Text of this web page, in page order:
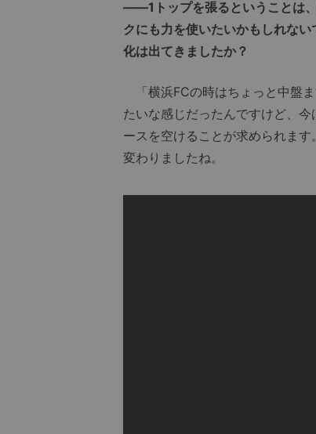
――1トップを張るということは
クにも力を使いたいかもしれな
化は出てきましたか？
「横浜FCの時はちょっと中盤
たいな感じだったんですけど、
ースを空けることが求められま
変わりましたね。